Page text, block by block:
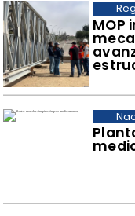
​MOP